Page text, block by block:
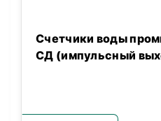
Счетчики воды
СД (импульсный